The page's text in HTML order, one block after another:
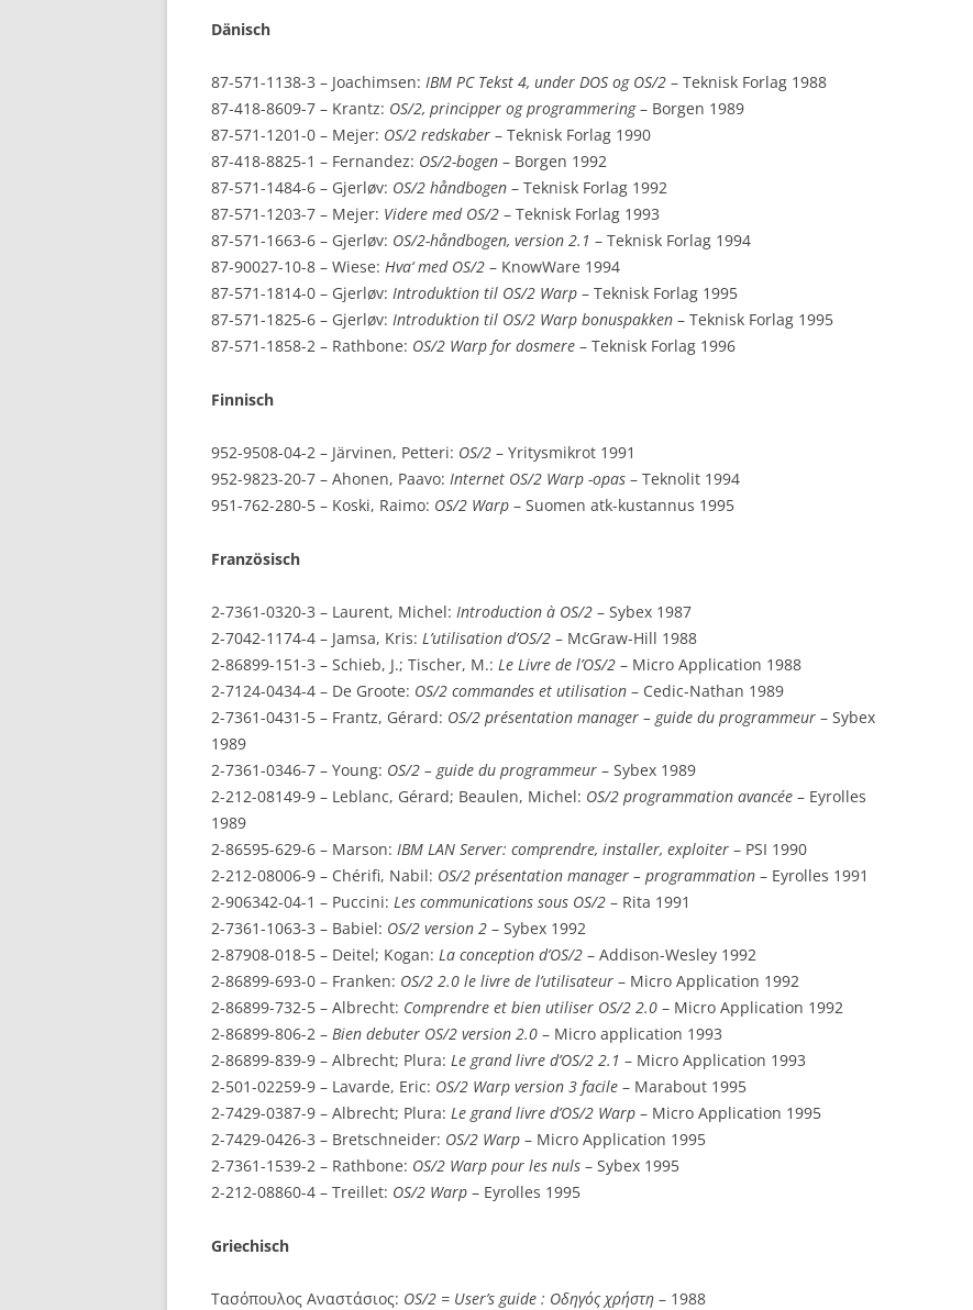
IBM REDBOOKS (1989)
IBM REDBOOKS (1992)
IBM REDBOOKS (1994)
IBM REDBOOKS (1995)
IBM REDBOOKS (1998)
IBM REDBOOKS (2001)
Dänisch
87-571-1138-3 – Joachimsen: IBM PC Tekst 4, under DOS og OS/2 – Teknisk Forlag 1988
87-418-8609-7 – Krantz: OS/2, principper og programmering– Borgen 1989
87-571-1201-0 – Mejer: OS/2 redskaber – Teknisk Forlag 1990
87-418-8825-1 – Fernandez: OS/2-bogen – Borgen 1992
87-571-1484-6 – Gjerløv: OS/2 håndbogen – Teknisk Forlag 1992
87-571-1203-7 – Mejer: Videre med OS/2 – Teknisk Forlag 1993
87-571-1663-6 – Gjerløv: OS/2-håndbogen, version 2.1 – Teknisk Forlag 1994
87-90027-10-8 – Wiese: Hva‘ med OS/2 – KnowWare 1994
87-571-1814-0 – Gjerløv: Introduktion til OS/2 Warp – Teknisk Forlag 1995
87-571-1825-6 – Gjerløv: Introduktion til OS/2 Warp bonuspakken – Teknisk Forlag 1995
87-571-1858-2 – Rathbone: OS/2 Warp for dosmere – Teknisk Forlag 1996
Finnisch
952-9508-04-2 – Järvinen, Petteri: OS/2 – Yritysmikrot 1991
952-9823-20-7 – Ahonen, Paavo: Internet OS/2 Warp -opas – Teknolit 1994
951-762-280-5 – Koski, Raimo: OS/2 Warp – Suomen atk-kustannus 1995
Französisch
2-7361-0320-3 – Laurent, Michel: Introduction à OS/2 – Sybex 1987
2-7042-1174-4 – Jamsa, Kris: L’utilisation d’OS/2 – McGraw-Hill 1988
2-86899-151-3 – Schieb, J.; Tischer, M.: Le Livre de l’OS/2 – Micro Application 1988
2-7124-0434-4 – De Groote: OS/2 commandes et utilisation – Cedic-Nathan 1989
2-7361-0431-5 – Frantz, Gérard: OS/2 présentation manager – guide du programmeur – Sybex
1989
2-7361-0346-7 – Young: OS/2 – guide du programmeur – Sybex 1989
2-212-08149-9 – Leblanc, Gérard; Beaulen, Michel: OS/2 programmation avancée – Eyrolles
1989
2-86595-629-6 – Marson: IBM LAN Server: comprendre, installer, exploiter – PSI 1990
2-212-08006-9 – Chérifi, Nabil: OS/2 présentation manager – programmation – Eyrolles 1991
2-906342-04-1 – Puccini: Les communications sous OS/2 – Rita 1991
2-7361-1063-3 – Babiel: OS/2 version 2 – Sybex 1992
2-87908-018-5 – Deitel; Kogan: La conception d’OS/2 – Addison-Wesley 1992
2-86899-693-0 – Franken: OS/2 2.0 le livre de l’utilisateur – Micro Application 1992
2-86899-732-5 – Albrecht: Comprendre et bien utiliser OS/2 2.0 – Micro Application 1992
2-86899-806-2 – Bien debuter OS/2 version 2.0 – Micro application 1993
2-86899-839-9 – Albrecht; Plura: Le grand livre d’OS/2 2.1 – Micro Application 1993
2-501-02259-9 – Lavarde, Eric: OS/2 Warp version 3 facile – Marabout 1995
2-7429-0387-9 – Albrecht; Plura: Le grand livre d’OS/2 Warp – Micro Application 1995
2-7429-0426-3 – Bretschneider: OS/2 Warp – Micro Application 1995
2-7361-1539-2 – Rathbone: OS/2 Warp pour les nuls – Sybex 1995
2-212-08860-4 – Treillet: OS/2 Warp – Eyrolles 1995
Griechisch
Τασόπουλος Αναστάσιος: OS/2 = User’s guide : Οδηγός χρήστη – 1988